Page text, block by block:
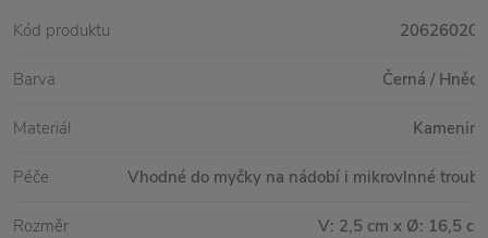
Kód produktu 206260203
Barva Černá / Hnědá
Materiál Kamenina
Péče Vhodné do myčky na nádobí i mikrovlnné trouby
Rozměr V: 2,5 cm x Ø: 16,5 cm